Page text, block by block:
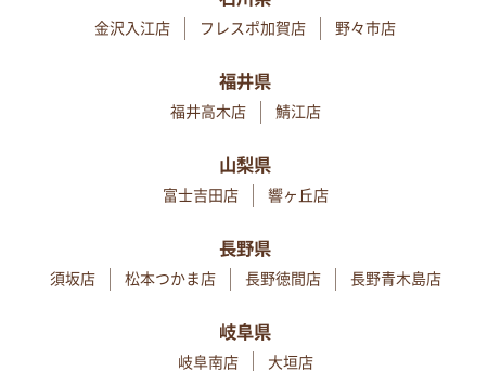
金沢入江店 フレスポ加賀店 野々市店
福井県
福井高木店 鯖江店
山梨県
富士吉田店 響ヶ丘店
長野県
須坂店 松本つかま店 長野徳間店 長野青木島店
岐阜県
岐阜南店 大垣店